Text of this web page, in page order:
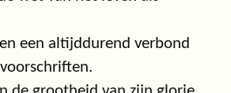
een altijddurend verbond